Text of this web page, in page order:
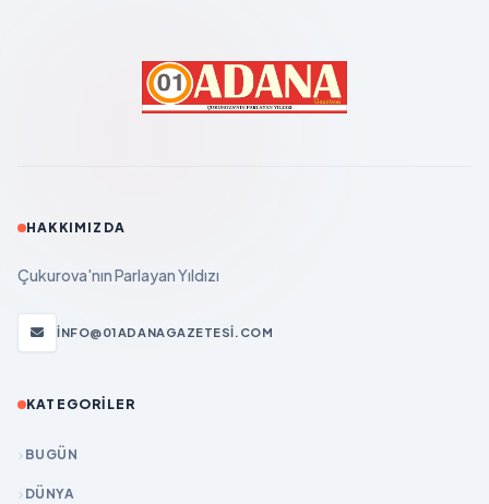
HAKKIMIZDA
Çukurova'nın Parlayan Yıldızı
INFO@01ADANAGAZETESI.COM
KATEGORILER
BUGÜN
DÜNYA